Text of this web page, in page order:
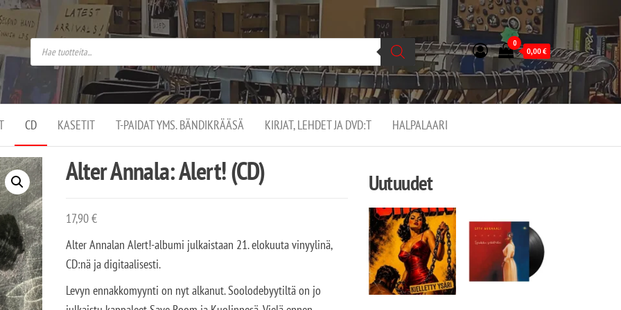
–
on
0
0,00€
CD KASETIT T-PAIDAT YMS. BÄNDIKRÄÄSÄ KIRJAT, LEHDET JA DVD:T HALPALAARI
Alter Annala: Alert! (CD)
17,90€
Alter Annalan Alert!-albumi julkaistaan 21. elokuuta vinyylinä,
CD:nä ja digitaalisesti.
Levyn ennakkomyynti on nyt alkanut. Soolodebyytiltä on jo
Uutuudet